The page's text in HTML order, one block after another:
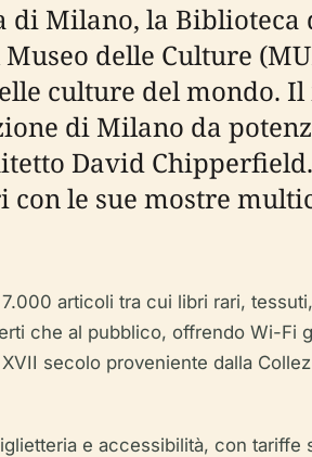
Milano, la Biblioteca
delle Culture
culture del mondo.
di Milano da
David
le sue mostre
articoli tra cui libri rari,
che al pubblico, offrendo Wi-Fi
secolo proveniente dalla
e accessibilità, con